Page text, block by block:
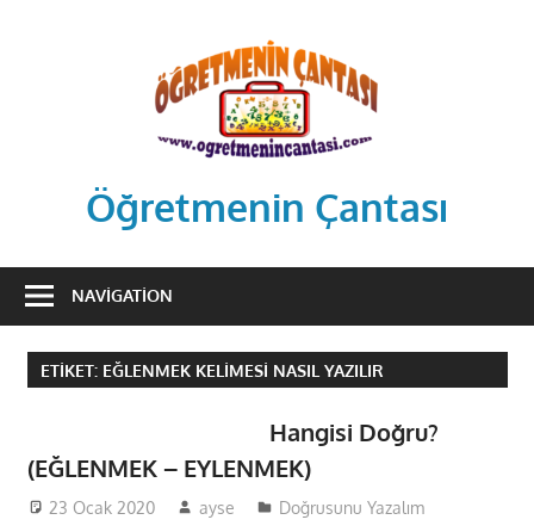
Öğretmenin Çantası
ÇantsındanNAVIGATION
ETIKET: EĞLENMEK KELIMESI NASIL YAZILIR
Hangisi Doğru?
(EĞLENMEK – EYLENMEK)
23 Ocak 2020 ayse Doğrusunu Yazalım